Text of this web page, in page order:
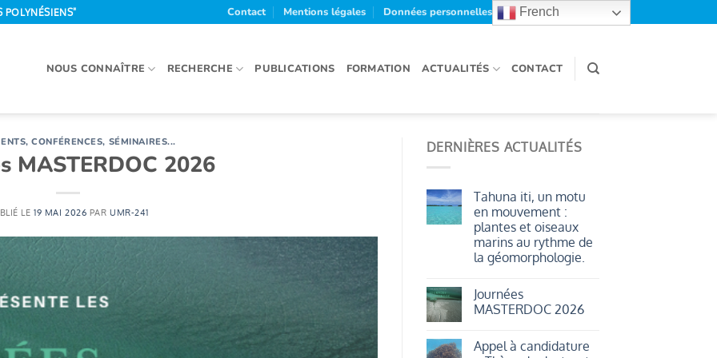
POLYNÉSIENS" Contact Mentions légales Données personnelles et cookies
NOUS CONNAÎTRE RECHERCHE PUBLICATIONS FORMATION ACTUALITÉS CONTACT
CONFÉRENCES, SÉMINAIRES...
MASTERDOC 2026
LE19 MAI 2026 PARUMR-241
DERNIÈRES ACTUALITÉS
Tahuna iti, un motu
en mouvement :
plantes et oiseaux
marins au rythme de
la géomorphologie.
sur
Tahuna
iti,
en
Journées
MASTERDOC 2026
sur
Appel à candidature
French